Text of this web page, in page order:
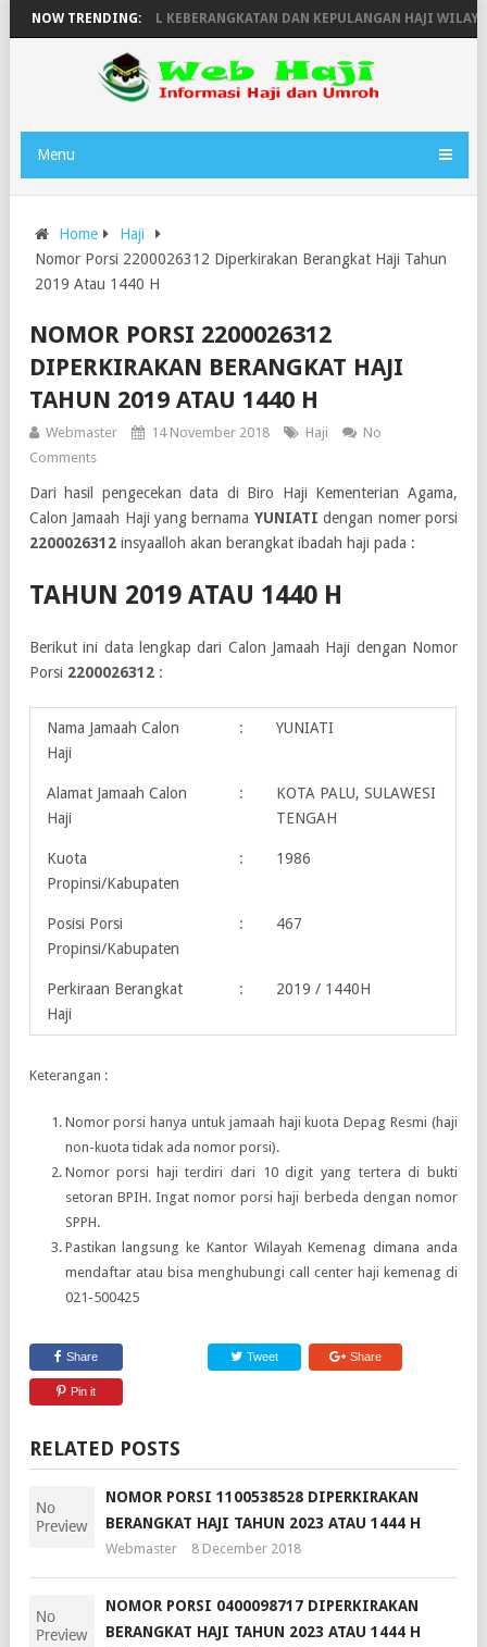
NOW TRENDING:
1446H JADWAL KEBERANGKATAN DAN KEPULANGAN HAJI
Menu
Home
Haji
Nomor Porsi 2200026312 Diperkirakan Berangkat Haji Tahun
2019 Atau 1440 H
NOMOR PORSI 2200026312
DIPERKIRAKAN BERANGKAT HAJI
TAHUN 2019 ATAU 1440 H
Webmaster 14 November 2018 Haji
No
Comments
Dari hasil pengecekan data di Biro Haji Kementerian Agama,
Calon Jamaah Haji yang bernama YUNIATI dengan nomer porsi
2200026312 insyaalloh akan berangkat ibadah haji pada :
TAHUN 2019 ATAU 1440 H
Berikut ini data lengkap dari Calon Jamaah Haji dengan Nomor
Porsi 2200026312 :
Nama Jamaah Calon
Haji
: YUNIATI
Alamat Jamaah Calon
Haji
:
KOTA PALU, SULAWESI
TENGAH
Kuota
Propinsi/Kabupaten
: 1986
Posisi Porsi
Propinsi/Kabupaten
: 467
Perkiraan Berangkat
Haji
: 2019 / 1440H
Keterangan :
Nomor porsi hanya untuk jamaah haji kuota Depag Resmi (haji
non-kuota tidak ada nomor porsi).
Nomor porsi haji terdiri dari 10 digit yang tertera di bukti
setoran BPIH. Ingat nomor porsi haji berbeda dengan nomor
SPPH.
Pastikan langsung ke Kantor Wilayah Kemenag dimana anda
mendaftar atau bisa menghubungi call center haji kemenag di
021-500425
Share Tweet Share
Pin it
RELATED POSTS
NOMOR PORSI 1100538528 DIPERKIRAKAN
BERANGKAT HAJI TAHUN 2023 ATAU 1444 H
Webmaster 8 December 2018
NOMOR PORSI 0400098717 DIPERKIRAKAN
BERANGKAT HAJI TAHUN 2023 ATAU 1444 H